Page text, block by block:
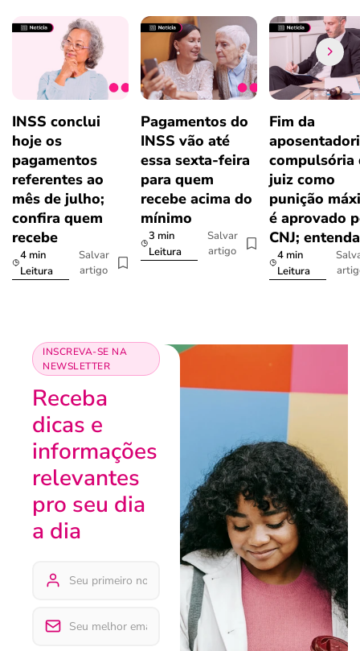
INSS conclui
hoje os
pagamentos
referentes ao
mês de julho;
confira quem
recebe
4 min
Leitura
Salvar
artigo
Pagamentos do
INSS vão até
essa sexta-feira
para quem
recebe acima do
mínimo
3 min
Leitura
Salvar
artigo
Fim da
compulsória
juiz como
punição
é aprovado
CNJ; entenda
4 min
Leitura
INSCREVA-SE NA
NEWSLETTER
Receba
dicas e
informações
relevantes
pro seu dia
a dia